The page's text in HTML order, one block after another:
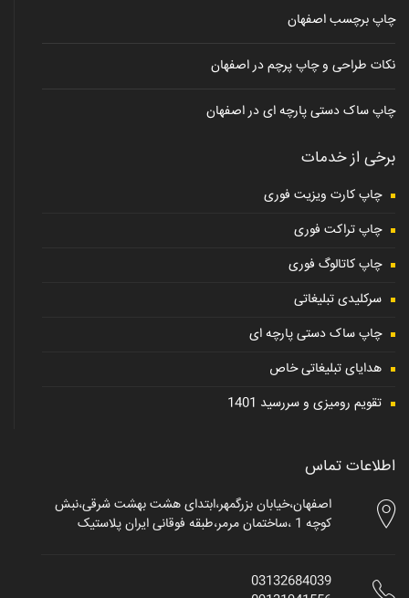
چاپ برچسب اصفهان
نکات طراحی و چاپ پرچم در اصفهان
چاپ ساک دستی پارچه ای در اصفهان
برخی از خدمات
چاپ کارت ویزیت فوری
چاپ تراکت فوری
چاپ کاتالوگ فوری
سرکلیدی تبلیغاتی
چاپ ساک دستی پارچه ای
هدایای تبلیغاتی خاص
تقویم رومیزی و سررسید 1401
اطلاعات تماس
اصفهان،خیابان بزرگمهر،ابتدای هشت بهشت شرقی،نبش
کوچه 1 ،ساختمان مرمر،طبقه فوقانی ایران پلاستیک
03132684039